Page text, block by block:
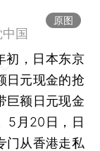
原图
国
初，日本东京
日元现金的抢
巨额日元现金
5月20日，日
门从香港走私